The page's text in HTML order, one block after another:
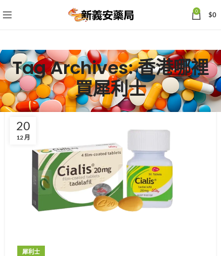
0 $0
Tag Archives: 香港哪裡
買犀利士
20
12 月
犀利士